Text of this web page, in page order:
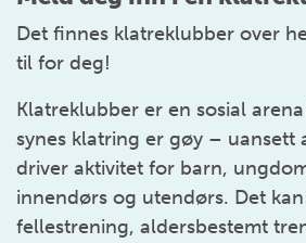
Det finnes klatreklubber over
til for deg!
Klatreklubber er en sosial
synes klatring er gøy – uansett
driver aktivitet for barn,
innendørs og utendørs. Det
fellestrening, aldersbestemt